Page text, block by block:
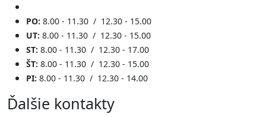
PO: 8.00 - 11.30 / 12.30 - 15.00
UT: 8.00 - 11.30 / 12.30 - 15.00
ST: 8.00 - 11.30 / 12.30 - 17.00
ŠT: 8.00 - 11.30 / 12.30 - 15.00
PI: 8.00 - 11.30 / 12.30 - 14.00
Ďalšie kontakty